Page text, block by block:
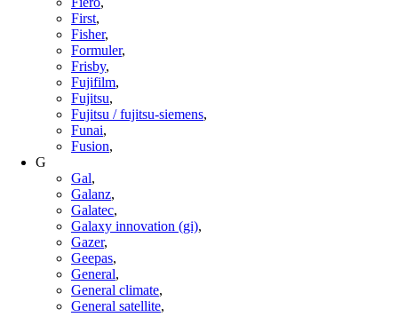
First,
Fisher,
Formuler,
Frisby,
Fujifilm,
Fujitsu,
Fujitsu / fujitsu-siemens,
Funai,
Fusion,
G
Gal,
Galanz,
Galatec,
Galaxy innovation (gi),
Gazer,
Geepas,
General,
General climate,
General satellite,